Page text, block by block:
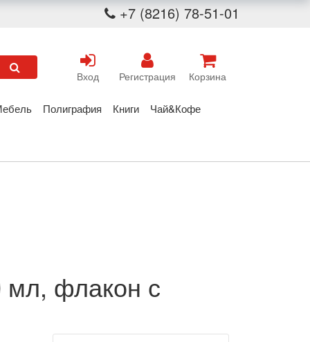
+7 (8216) 78-51-01
Вход Регистрация Корзина
Полиграфия Книги Чай&Кофе
мл, флакон с